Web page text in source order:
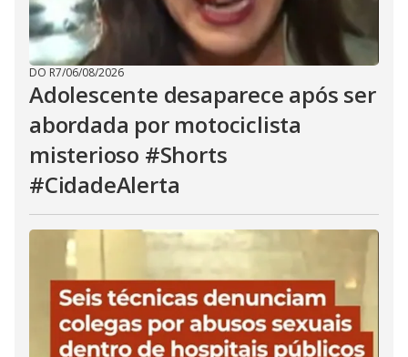
DO R7/06/08/2026
Adolescente desaparece após ser
abordada por motociclista
misterioso #Shorts
#CidadeAlerta